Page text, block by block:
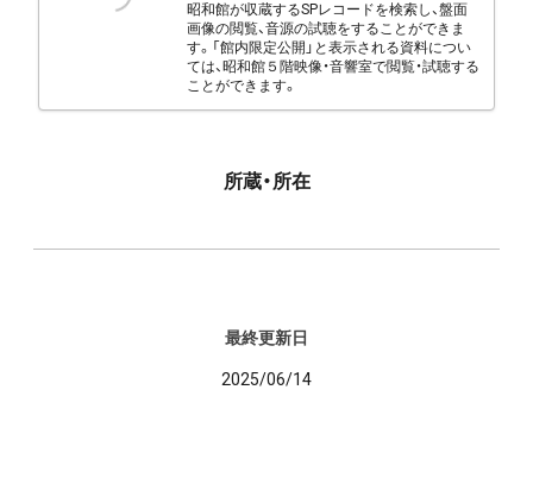
昭和館が収蔵するSPレコードを検索し、盤面
画像の閲覧、音源の試聴をすることができま
す。「館内限定公開」と表示される資料につい
ては、昭和館５階映像・音響室で閲覧・試聴する
ことができます。
所蔵・所在
最終更新日
2025/06/14